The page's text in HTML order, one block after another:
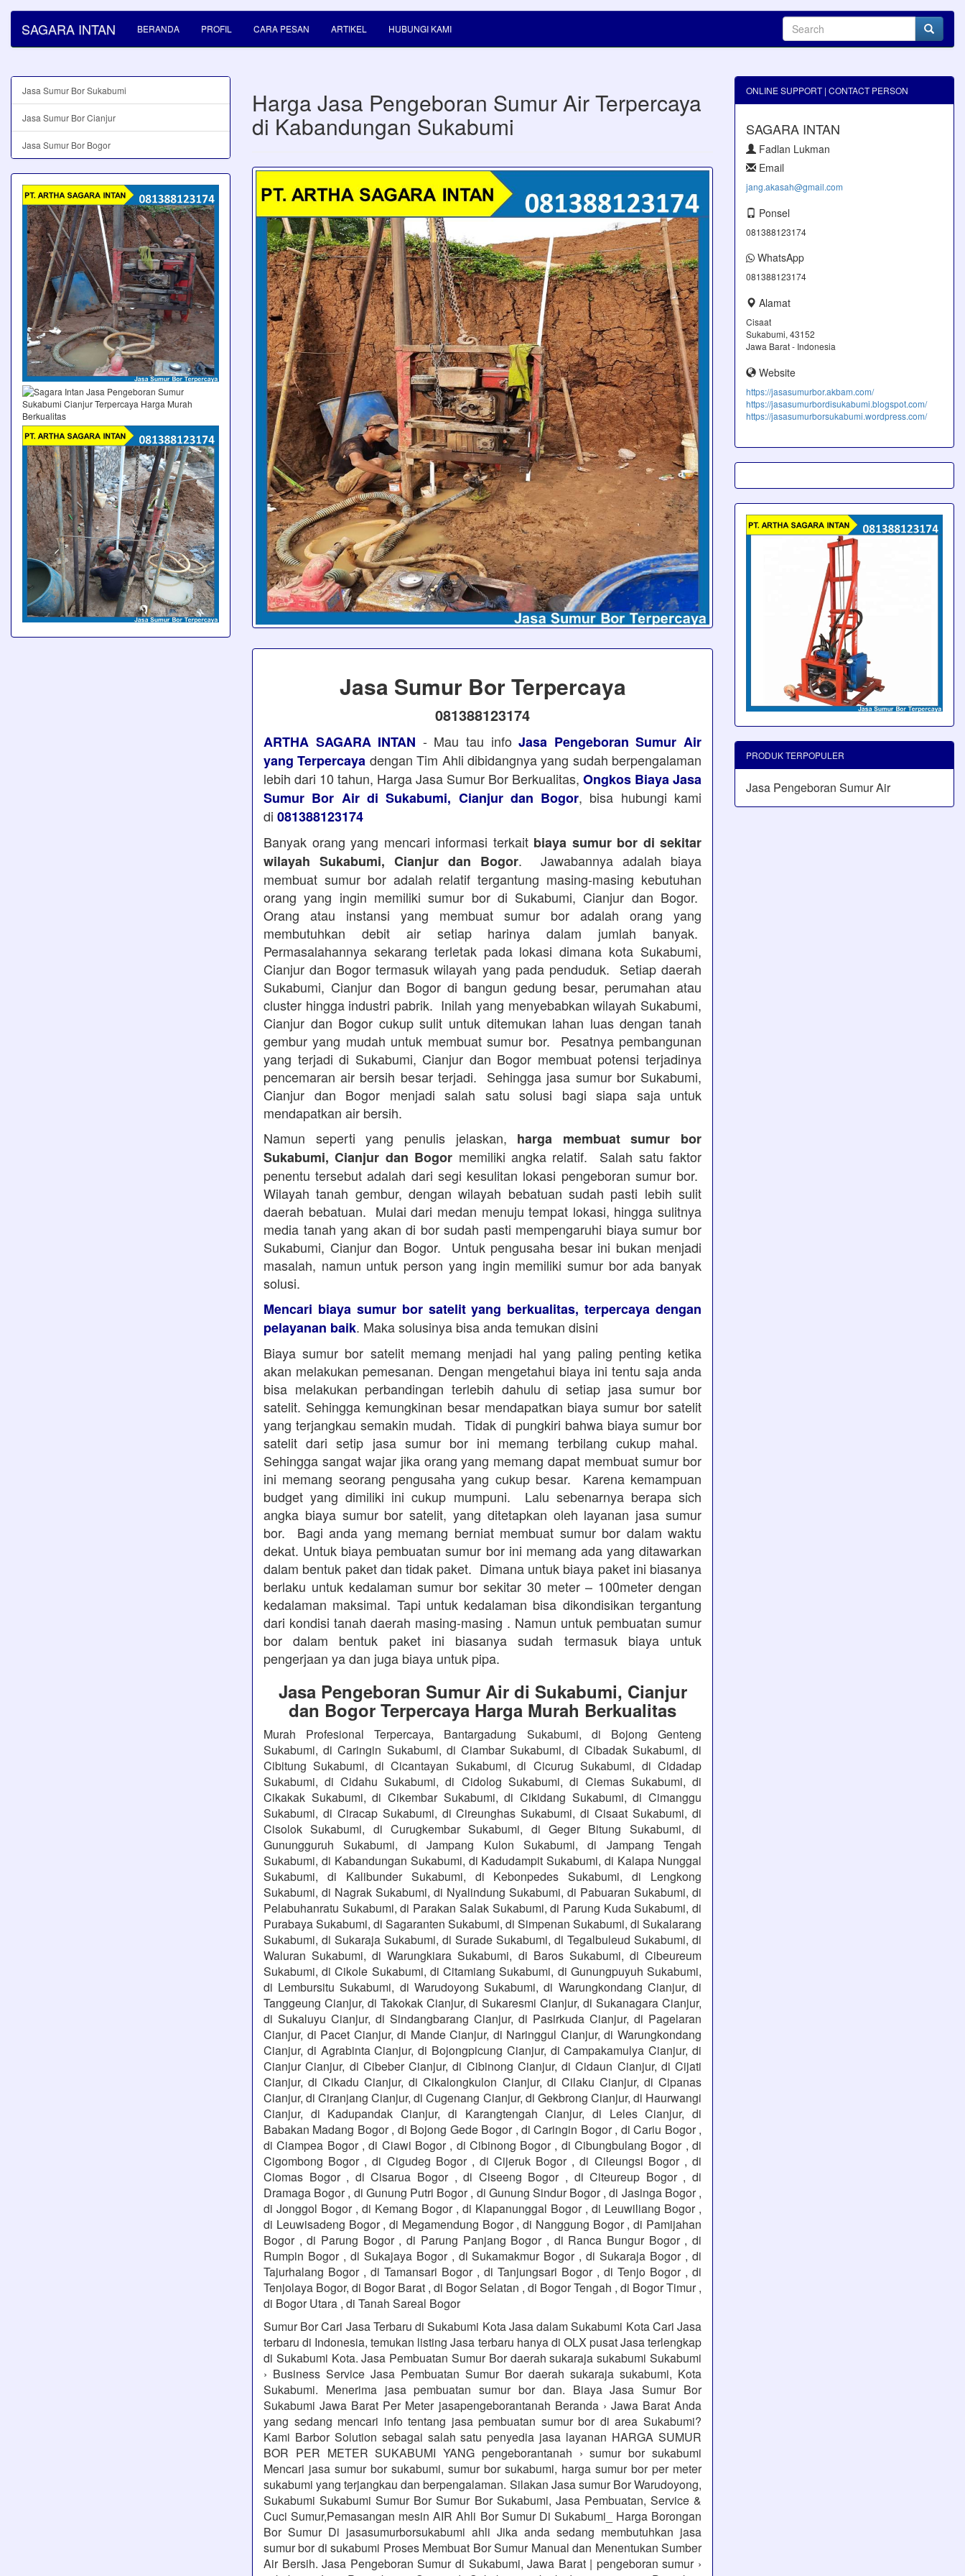
SAGARA INTAN BERANDA PROFIL CARA PESAN ARTIKEL HUBUNGI KAMI
Harga Jasa Pengeboran Sumur Air Terpercaya
di Kabandungan Sukabumi
Jasa Sumur Bor Terpercaya
081388123174
ARTHA SAGARA INTAN - Mau tau infoJasa Pengeboran Sumur Air
yang Terpercaya dengan Tim Ahli dibidangnya yang sudah berpengalaman
lebih dari 10 tahun, Harga Jasa Sumur Bor Berkualitas, Ongkos Biaya Jasa
Sumur Bor Air di Sukabumi, Cianjur dan Bogor, bisa hubungi kami
di 081388123174
Banyak orang yang mencari informasi terkait biaya sumur bor di sekitar
wilayah Sukabumi, Cianjur dan Bogor. Jawabannya adalah biaya
membuat sumur bor adalah relatif tergantung masing-masing kebutuhan
orang yang ingin memiliki sumur bor di Sukabumi, Cianjur dan Bogor.
Orang atau instansi yang membuat sumur bor adalah orang yang
membutuhkan debit air setiap harinya dalam jumlah banyak.
Permasalahannya sekarang terletak pada lokasi dimana kota Sukabumi,
Cianjur dan Bogor termasuk wilayah yang pada penduduk. Setiap daerah
Sukabumi, Cianjur dan Bogor di bangun gedung besar, perumahan atau
cluster hingga industri pabrik. Inilah yang menyebabkan wilayah Sukabumi,
Cianjur dan Bogor cukup sulit untuk ditemukan lahan luas dengan tanah
gembur yang mudah untuk membuat sumur bor. Pesatnya pembangunan
yang terjadi di Sukabumi, Cianjur dan Bogor membuat potensi terjadinya
pencemaran air bersih besar terjadi. Sehingga jasa sumur bor Sukabumi,
Cianjur dan Bogor menjadi salah satu solusi bagi siapa saja untuk
mendapatkan air bersih.
Namun seperti yang penulis jelaskan, harga membuat sumur bor
Sukabumi, Cianjur dan Bogor memiliki angka relatif. Salah satu faktor
penentu tersebut adalah dari segi kesulitan lokasi pengeboran sumur bor.
Wilayah tanah gembur, dengan wilayah bebatuan sudah pasti lebih sulit
daerah bebatuan. Mulai dari medan menuju tempat lokasi, hingga sulitnya
media tanah yang akan di bor sudah pasti mempengaruhi biaya sumur bor
Sukabumi, Cianjur dan Bogor. Untuk pengusaha besar ini bukan menjadi
masalah, namun untuk person yang ingin memiliki sumur bor ada banyak
solusi.
Mencari biaya sumur bor satelit yang berkualitas, terpercaya dengan
pelayanan baik. Maka solusinya bisa anda temukan disini
Biaya sumur bor satelit memang menjadi hal yang paling penting ketika
akan melakukan pemesanan. Dengan mengetahui biaya ini tentu saja anda
bisa melakukan perbandingan terlebih dahulu di setiap jasa sumur bor
satelit. Sehingga kemungkinan besar mendapatkan biaya sumur bor satelit
yang terjangkau semakin mudah. Tidak di pungkiri bahwa biaya sumur bor
satelit dari setip jasa sumur bor ini memang terbilang cukup mahal.
Sehingga sangat wajar jika orang yang memang dapat membuat sumur bor
ini memang seorang pengusaha yang cukup besar. Karena kemampuan
budget yang dimiliki ini cukup mumpuni. Lalu sebenarnya berapa sich
angka biaya sumur bor satelit, yang ditetapkan oleh layanan jasa sumur
bor. Bagi anda yang memang berniat membuat sumur bor dalam waktu
dekat. Untuk biaya pembuatan sumur bor ini memang ada yang ditawarkan
dalam bentuk paket dan tidak paket. Dimana untuk biaya paket ini biasanya
berlaku untuk kedalaman sumur bor sekitar 30 meter – 100meter dengan
kedalaman maksimal. Tapi untuk kedalaman bisa dikondisikan tergantung
dari kondisi tanah daerah masing-masing . Namun untuk pembuatan sumur
bor dalam bentuk paket ini biasanya sudah termasuk biaya untuk
pengerjaan ya dan juga biaya untuk pipa.
Jasa Pengeboran Sumur Air di Sukabumi, Cianjur
dan Bogor Terpercaya Harga Murah Berkualitas
Murah Profesional Terpercaya, Bantargadung Sukabumi, di Bojong Genteng
Sukabumi, di Caringin Sukabumi, di Ciambar Sukabumi, di Cibadak Sukabumi, di
Cibitung Sukabumi, di Cicantayan Sukabumi, di Cicurug Sukabumi, di Cidadap
Sukabumi, di Cidahu Sukabumi, di Cidolog Sukabumi, di Ciemas Sukabumi, di
Cikakak Sukabumi, di Cikembar Sukabumi, di Cikidang Sukabumi, di Cimanggu
Sukabumi, di Ciracap Sukabumi, di Cireunghas Sukabumi, di Cisaat Sukabumi, di
Cisolok Sukabumi, di Curugkembar Sukabumi, di Geger Bitung Sukabumi, di
Gunungguruh Sukabumi, di Jampang Kulon Sukabumi, di Jampang Tengah
Sukabumi, di Kabandungan Sukabumi, di Kadudampit Sukabumi, di Kalapa Nunggal
Sukabumi, di Kalibunder Sukabumi, di Kebonpedes Sukabumi, di Lengkong
Sukabumi, di Nagrak Sukabumi, di Nyalindung Sukabumi, di Pabuaran Sukabumi, di
Pelabuhanratu Sukabumi, di Parakan Salak Sukabumi, di Parung Kuda Sukabumi, di
Purabaya Sukabumi, di Sagaranten Sukabumi, di Simpenan Sukabumi, di Sukalarang
Sukabumi, di Sukaraja Sukabumi, di Surade Sukabumi, di Tegalbuleud Sukabumi, di
Waluran Sukabumi, di Warungkiara Sukabumi, di Baros Sukabumi, di Cibeureum
Sukabumi, di Cikole Sukabumi, di Citamiang Sukabumi, di Gunungpuyuh Sukabumi,
di Lembursitu Sukabumi, di Warudoyong Sukabumi, di Warungkondang Cianjur, di
Tanggeung Cianjur, di Takokak Cianjur, di Sukaresmi Cianjur, di Sukanagara Cianjur,
di Sukaluyu Cianjur, di Sindangbarang Cianjur, di Pasirkuda Cianjur, di Pagelaran
Cianjur, di Pacet Cianjur, di Mande Cianjur, di Naringgul Cianjur, di Warungkondang
Cianjur, di Agrabinta Cianjur, di Bojongpicung Cianjur, di Campakamulya Cianjur, di
Cianjur Cianjur, di Cibeber Cianjur, di Cibinong Cianjur, di Cidaun Cianjur, di Cijati
Cianjur, di Cikadu Cianjur, di Cikalongkulon Cianjur, di Cilaku Cianjur, di Cipanas
Cianjur, di Ciranjang Cianjur, di Cugenang Cianjur, di Gekbrong Cianjur, di Haurwangi
Cianjur, di Kadupandak Cianjur, di Karangtengah Cianjur, di Leles Cianjur, di
Babakan Madang Bogor , di Bojong Gede Bogor , di Caringin Bogor , di Cariu Bogor ,
di Ciampea Bogor , di Ciawi Bogor , di Cibinong Bogor , di Cibungbulang Bogor , di
Cigombong Bogor , di Cigudeg Bogor , di Cijeruk Bogor , di Cileungsi Bogor , di
Ciomas Bogor , di Cisarua Bogor , di Ciseeng Bogor , di Citeureup Bogor , di
Dramaga Bogor , di Gunung Putri Bogor , di Gunung Sindur Bogor , di Jasinga Bogor ,
di Jonggol Bogor , di Kemang Bogor , di Klapanunggal Bogor , di Leuwiliang Bogor ,
di Leuwisadeng Bogor , di Megamendung Bogor , di Nanggung Bogor , di Pamijahan
Bogor , di Parung Bogor , di Parung Panjang Bogor , di Ranca Bungur Bogor , di
Rumpin Bogor , di Sukajaya Bogor , di Sukamakmur Bogor , di Sukaraja Bogor , di
Tajurhalang Bogor , di Tamansari Bogor , di Tanjungsari Bogor , di Tenjo Bogor , di
Tenjolaya Bogor, di Bogor Barat , di Bogor Selatan , di Bogor Tengah , di Bogor Timur ,
di Bogor Utara , di Tanah Sareal Bogor
Sumur Bor Cari Jasa Terbaru di Sukabumi Kota Jasa dalam Sukabumi Kota Cari Jasa
terbaru di Indonesia, temukan listing Jasa terbaru hanya di OLX pusat Jasa terlengkap
di Sukabumi Kota. Jasa Pembuatan Sumur Bor daerah sukaraja sukabumi Sukabumi
› Business Service Jasa Pembuatan Sumur Bor daerah sukaraja sukabumi, Kota
Sukabumi. Menerima jasa pembuatan sumur bor dan. Biaya Jasa Sumur Bor
Sukabumi Jawa Barat Per Meter jasapengeborantanah Beranda › Jawa Barat Anda
yang sedang mencari info tentang jasa pembuatan sumur bor di area Sukabumi?
Kami Barbor Solution sebagai salah satu penyedia jasa layanan HARGA SUMUR
BOR PER METER SUKABUMI YANG pengeborantanah › sumur bor sukabumi
Mencari jasa sumur bor sukabumi, sumur bor sukabumi, harga sumur bor per meter
sukabumi yang terjangkau dan berpengalaman. Silakan Jasa sumur Bor Warudoyong,
Sukabumi Sukabumi Sumur Bor Sumur Bor Sukabumi, Jasa Pembuatan, Service &
Cuci Sumur,Pemasangan mesin AIR Ahli Bor Sumur Di Sukabumi_ Harga Borongan
Bor Sumur Di jasasumurborsukabumi ahli Jika anda sedang membutuhkan jasa
sumur bor di sukabumi Proses Membuat Bor Sumur Manual dan Menentukan Sumber
Air Bersih. Jasa Pengeboran Sumur di Sukabumi, Jawa Barat | pengeboran sumur ›
Jasa Sumur Bor Sukabumi
Jasa Sumur Bor Cianjur
Jasa Sumur Bor Bogor
ONLINE SUPPORT | CONTACT PERSON
SAGARA INTAN
Fadlan Lukman
Email
jang.akasah@gmail.com
Ponsel
081388123174
WhatsApp
081388123174
Alamat
Cisaat
Sukabumi, 43152
Jawa Barat - Indonesia
Website
https://jasasumurbor.akbam.com/
https://jasasumurbordisukabumi.blogspot.com/
https://jasasumurborsukabumi.wordpress.com/
PRODUK TERPOPULER
Jasa Pengeboran Sumur Air